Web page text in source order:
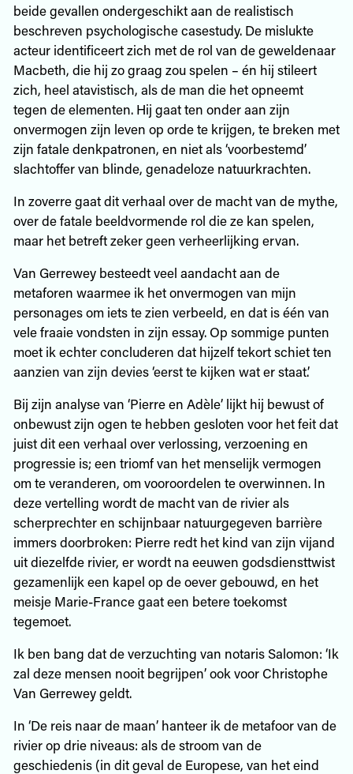
beide gevallen ondergeschikt aan de realistisch
beschreven psychologische casestudy. De mislukte
acteur identificeert zich met de rol van de geweldenaar
Macbeth, die hij zo graag zou spelen – én hij stileert
zich, heel atavistisch, als de man die het opneemt
tegen de elementen. Hij gaat ten onder aan zijn
onvermogen zijn leven op orde te krijgen, te breken met
zijn fatale denkpatronen, en niet als ‘voorbestemd’
slachtoffer van blinde, genadeloze natuurkrachten.
In zoverre gaat dit verhaal over de macht van de mythe,
over de fatale beeldvormende rol die ze kan spelen,
maar het betreft zeker geen verheerlijking ervan.
Van Gerrewey besteedt veel aandacht aan de
metaforen waarmee ik het onvermogen van mijn
personages om iets te zien verbeeld, en dat is één van
vele fraaie vondsten in zijn essay. Op sommige punten
moet ik echter concluderen dat hijzelf tekort schiet ten
aanzien van zijn devies ‘eerst te kijken wat er staat’.
Bij zijn analyse van ‘Pierre en Adèle’ lijkt hij bewust of
onbewust zijn ogen te hebben gesloten voor het feit dat
juist dit een verhaal over verlossing, verzoening en
progressie is; een triomf van het menselijk vermogen
om te veranderen, om vooroordelen te overwinnen. In
deze vertelling wordt de macht van de rivier als
scherprechter en schijnbaar natuurgegeven barrière
immers doorbroken: Pierre redt het kind van zijn vijand
uit diezelfde rivier, er wordt na eeuwen godsdiensttwist
gezamenlijk een kapel op de oever gebouwd, en het
meisje Marie-France gaat een betere toekomst
tegemoet.
Ik ben bang dat de verzuchting van notaris Salomon: ‘Ik
zal deze mensen nooit begrijpen’ ook voor Christophe
Van Gerrewey geldt.
In ‘De reis naar de maan’ hanteer ik de metafoor van de
rivier op drie niveaus: als de stroom van de
geschiedenis (in dit geval de Europese, van het eind